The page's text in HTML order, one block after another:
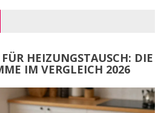
HEIZUNGSTAUSCH: DIE
IM VERGLEICH 2026